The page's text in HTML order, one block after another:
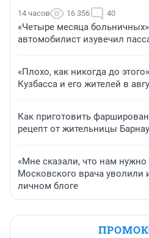
14 часов 16 356 40
«Четыре месяца
автомобилист изувечил
«Плохо, как никогда до
Кузбасса и его жителей в
Как приготовить
рецепт от жительницы
«Мне сказали, что нам нужно
Московского врача уволили
личном блоге